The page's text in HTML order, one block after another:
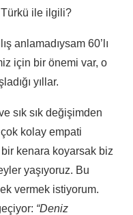
ile ilgili?
anlamadıysam 60’lı
için bir önemi var, o
yıllar.
sık sık değişimden
kolay empati
bir kenara koyarsak biz
yaşıyoruz. Bu
vermek istiyorum.
“Deniz